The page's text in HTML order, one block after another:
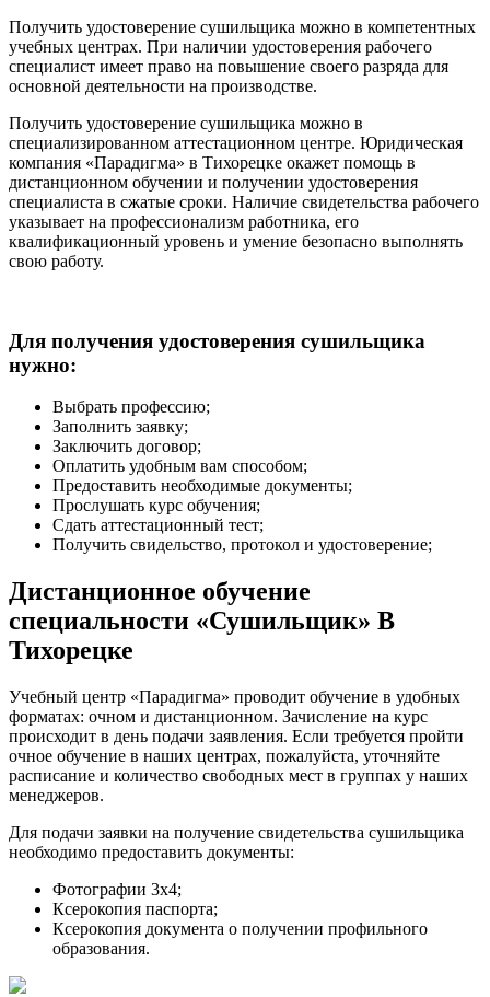
Получить удостоверение сушильщика можно в компетентных
учебных центрах. При наличии удостоверения рабочего
специалист имеет право на повышение своего разряда для
основной деятельности на производстве.
Получить удостоверение сушильщика можно в
специализированном аттестационном центре. Юридическая
компания «Парадигма» в Тихорецке окажет помощь в
дистанционном обучении и получении удостоверения
специалиста в сжатые сроки. Наличие свидетельства рабочего
указывает на профессионализм работника, его
квалификационный уровень и умение безопасно выполнять
свою работу.
Для получения удостоверения сушильщика
нужно:
Выбрать профессию;
Заполнить заявку;
Заключить договор;
Оплатить удобным вам способом;
Предоставить необходимые документы;
Прослушать курс обучения;
Сдать аттестационный тест;
Получить свидельство, протокол и удостоверение;
Дистанционное обучение
специальности «Сушильщик» В
Тихорецке
Учебный центр «Парадигма» проводит обучение в удобных
форматах: очном и дистанционном. Зачисление на курс
происходит в день подачи заявления. Если требуется пройти
очное обучение в наших центрах, пожалуйста, уточняйте
расписание и количество свободных мест в группах у наших
менеджеров.
Для подачи заявки на получение свидетельства сушильщика
необходимо предоставить документы:
Фотографии 3х4;
Ксерокопия паспорта;
Ксерокопия документа о получении профильного
образования.